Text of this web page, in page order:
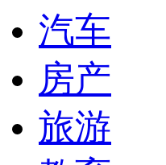
汽车
房产
旅游